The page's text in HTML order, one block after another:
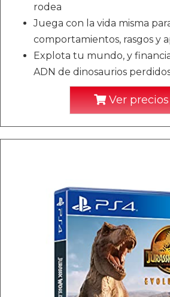
rodea
Juega con la vida misma
comportamientos, rasgos y
Explota tu mundo, y
ADN de dinosaurios
Ver